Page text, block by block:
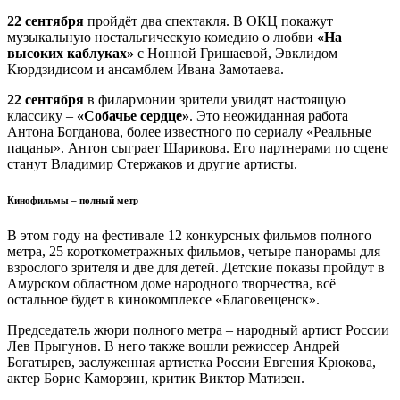
22 сентября пройдёт два спектакля. В ОКЦ покажут
музыкальную ностальгическую комедию о любви «На
высоких каблуках» с Нонной Гришаевой, Эвклидом
Кюрдзидисом и ансамблем Ивана Замотаева.
22 сентября в филармонии зрители увидят настоящую
классику – «Собачье сердце». Это неожиданная работа
Антона Богданова, более известного по сериалу «Реальные
пацаны». Антон сыграет Шарикова. Его партнерами по сцене
станут Владимир Стержаков и другие артисты.
Кинофильмы – полный метр
В этом году на фестивале 12 конкурсных фильмов полного
метра, 25 короткометражных фильмов, четыре панорамы для
взрослого зрителя и две для детей. Детские показы пройдут в
Амурском областном доме народного творчества, всё
остальное будет в кинокомплексе «Благовещенск».
Председатель жюри полного метра – народный артист России
Лев Прыгунов. В него также вошли режиссер Андрей
Богатырев, заслуженная артистка России Евгения Крюкова,
актер Борис Каморзин, критик Виктор Матизен.